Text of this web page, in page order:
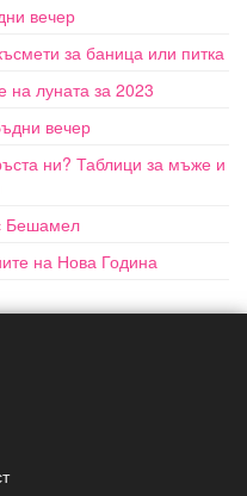
вечер
за баница или питка
на луната за 2023
вечер
ни? Таблици за мъже и
Бешамел
на Нова Година